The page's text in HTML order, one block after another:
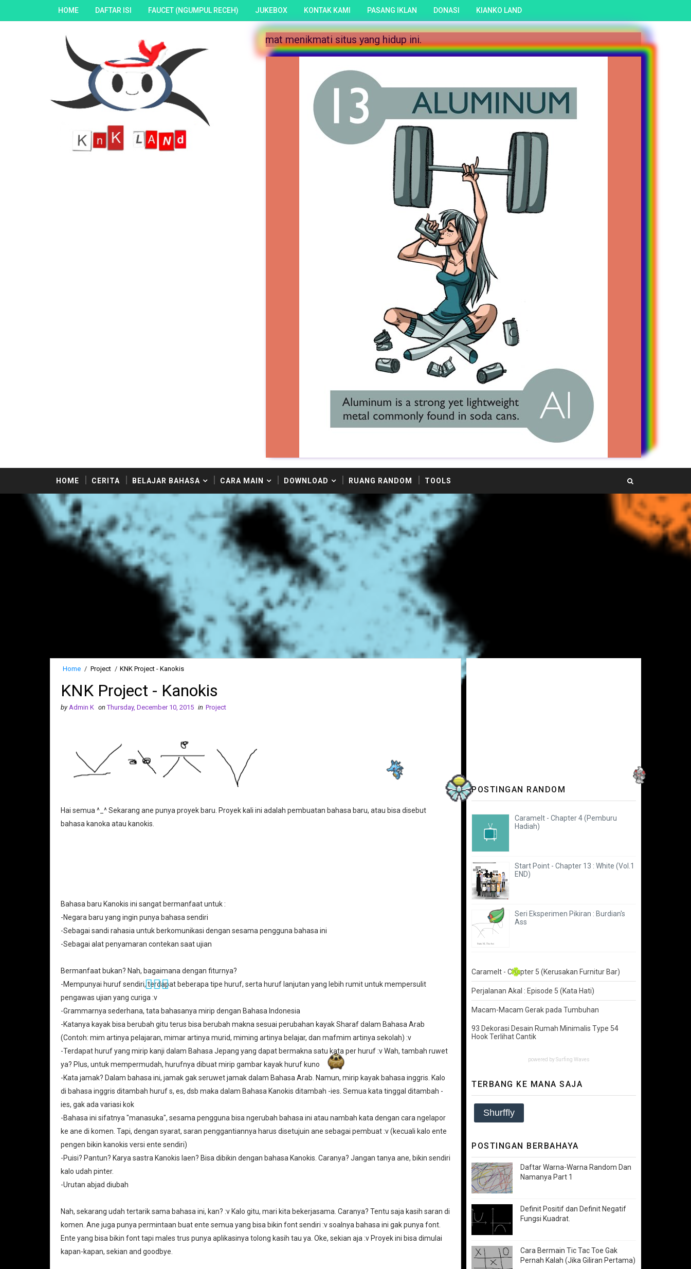
HOME DAFTAR ISI FAUCET (NGUMPUL RECEH) JUKEBOX KONTAK KAMI PASANG IKLAN DONASI KIANKO LAND
kami. Disini kalian bisa menemukan ratusan postingan berbahaya dari penulis-penulis kami. Selamat menikmati situs yang hidup ini.
HOME CERITA BELAJAR BAHASA CARA MAIN DOWNLOAD RUANG RANDOM TOOLS
Home / Project / KNK Project - Kanokis
KNK Project - Kanokis
by Admin K on Thursday, December 10, 2015 in Project
Hai semua ^_^ Sekarang ane punya proyek baru. Proyek kali ini adalah pembuatan bahasa baru, atau bisa disebut
bahasa kanoka atau kanokis.
Bahasa baru Kanokis ini sangat bermanfaat untuk :
-Negara baru yang ingin punya bahasa sendiri
-Sebagai sandi rahasia untuk berkomunikasi dengan sesama pengguna bahasa ini
-Sebagai alat penyamaran contekan saat ujian
Bermanfaat bukan? Nah, bagaimana dengan fiturnya?
-Mempunyai huruf sendiri, terdapat beberapa tipe huruf, serta huruf lanjutan yang lebih rumit untuk mempersulit
pengawas ujian yang curiga :v
-Grammarnya sederhana, tata bahasanya mirip dengan Bahasa Indonesia
-Katanya kayak bisa berubah gitu terus bisa berubah makna sesuai perubahan kayak Sharaf dalam Bahasa Arab
(Contoh: mim artinya pelajaran, mimar artinya murid, miming artinya belajar, dan mafmim artinya sekolah) :v
-Terdapat huruf yang mirip kanji dalam Bahasa Jepang yang dapat bermakna satu kata per huruf :v Wah, tambah ruwet
ya? Plus, untuk mempermudah, hurufnya dibuat mirip gambar kayak huruf kuno
-Kata jamak? Dalam bahasa ini, jamak gak seruwet jamak dalam Bahasa Arab. Namun, mirip kayak bahasa inggris. Kalo
di bahasa inggris ditambah huruf s, es, dsb maka dalam Bahasa Kanokis ditambah -ies. Semua kata tinggal ditambah -
ies, gak ada variasi kok
-Bahasa ini sifatnya "manasuka", sesama pengguna bisa ngerubah bahasa ini atau nambah kata dengan cara ngelapor
ke ane di komen. Tapi, dengan syarat, saran penggantiannya harus disetujuin ane sebagai pembuat :v (kecuali kalo ente
pengen bikin kanokis versi ente sendiri)
-Puisi? Pantun? Karya sastra Kanokis laen? Bisa dibikin dengan bahasa Kanokis. Caranya? Jangan tanya ane, bikin sendiri
kalo udah pinter.
-Urutan abjad diubah
Nah, sekarang udah tertarik sama bahasa ini, kan? :v Kalo gitu, mari kita bekerjasama. Caranya? Tentu saja kasih saran di
komen. Ane juga punya permintaan buat ente semua yang bisa bikin font sendiri :v soalnya bahasa ini gak punya font.
Ente yang bisa bikin font tapi males trus punya aplikasinya tolong kasih tau ya. Oke, sekian aja :v Proyek ini bisa dimulai
kapan-kapan, sekian and goodbye.
POSTINGAN RANDOM
Caramelt - Chapter 4 (Pemburu
Hadiah)
Start Point - Chapter 13 : White (Vol.1
END)
Seri Eksperimen Pikiran : Burdian's
Ass
Caramelt - Chapter 5 (Kerusakan Furnitur Bar)
Perjalanan Akal : Episode 5 (Kata Hati)
Macam-Macam Gerak pada Tumbuhan
93 Dekorasi Desain Rumah Minimalis Type 54
Hook Terlihat Cantik
powered by Surfing Waves
TERBANG KE MANA SAJA
Shurffly
POSTINGAN BERBAHAYA
Daftar Warna-Warna Random Dan
Namanya Part 1
Definit Positif dan Definit Negatif
Fungsi Kuadrat.
Cara Bermain Tic Tac Toe Gak
Pernah Kalah (Jika Giliran Pertama)
🍀
💇🏼‍♀️